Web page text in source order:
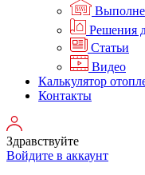
Решения
Статьи
Видео
Калькулятор
Контакты
Здравствуйте
Войдите в аккаунт